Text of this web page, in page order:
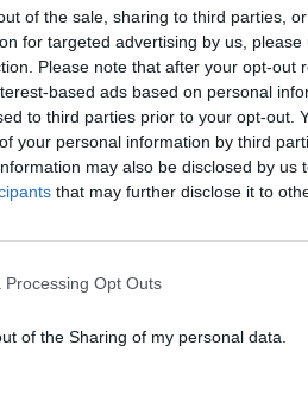
of the sale, sharing to third parties,
for targeted advertising by us,
Please note that after your opt-out
based ads based on personal
to third parties prior to your opt-out.
your personal information by third
may also be disclosed by us
that may further disclose it to
Processing Opt Outs
of the Sharing of my personal data.
con
con